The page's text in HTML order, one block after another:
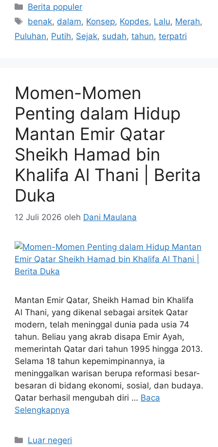
Kategori
Berita populer
Tag
benak, dalam, Konsep, Kopdes, Lalu, Merah,
Puluhan, Putih, Sejak, sudah, tahun, terpatri
Momen-Momen
Penting dalam Hidup
Mantan Emir Qatar
Sheikh Hamad bin
Khalifa Al Thani | Berita
Duka
12 Juli 2026 oleh Dani Maulana
Mantan Emir Qatar, Sheikh Hamad bin Khalifa
Al Thani, yang dikenal sebagai arsitek Qatar
modern, telah meninggal dunia pada usia 74
tahun. Beliau yang akrab disapa Emir Ayah,
memerintah Qatar dari tahun 1995 hingga 2013.
Selama 18 tahun kepemimpinannya, ia
meninggalkan warisan berupa reformasi besar-
besaran di bidang ekonomi, sosial, dan budaya.
Qatar berhasil mengubah diri … Baca
Selengkapnya
Kategori
Luar negeri